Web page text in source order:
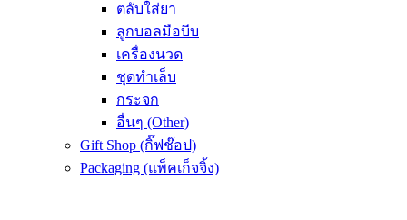
ตลับใส่ยา
ลูกบอลมือบีบ
เครื่องนวด
ชุดทำเล็บ
กระจก
อื่นๆ (Other)
Gift Shop (กิ๊ฟช๊อป)
Packaging (แพ็คเก็จจิ้ง)